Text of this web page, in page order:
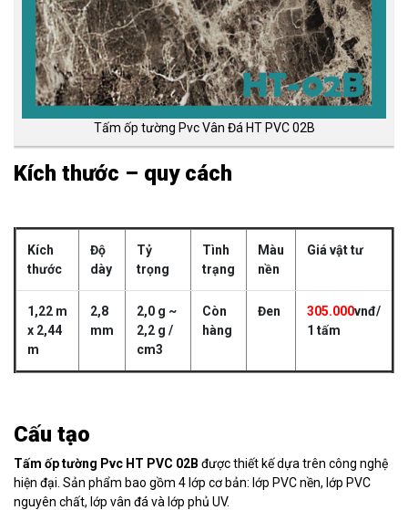
Tấm ốp tường Pvc Vân Đá HT PVC 02B
Kích thước – quy cách
Kích
thước
Độ
dày
Tỷ
trọng
Tình
trạng
Màu
nền
Giá vật tư
1,22 m
x 2,44
m
2,8
mm
2,0 g ~
2,2 g /
cm3
Còn
hàng
Đen 305.000vnđ/
1 tấm
Cấu tạo
Tấm ốp tường Pvc HT PVC 02B được thiết kế dựa trên công nghệ
hiện đại. Sản phẩm bao gồm 4 lớp cơ bản: lớp PVC nền, lớp PVC
nguyên chất, lớp vân đá và lớp phủ UV.